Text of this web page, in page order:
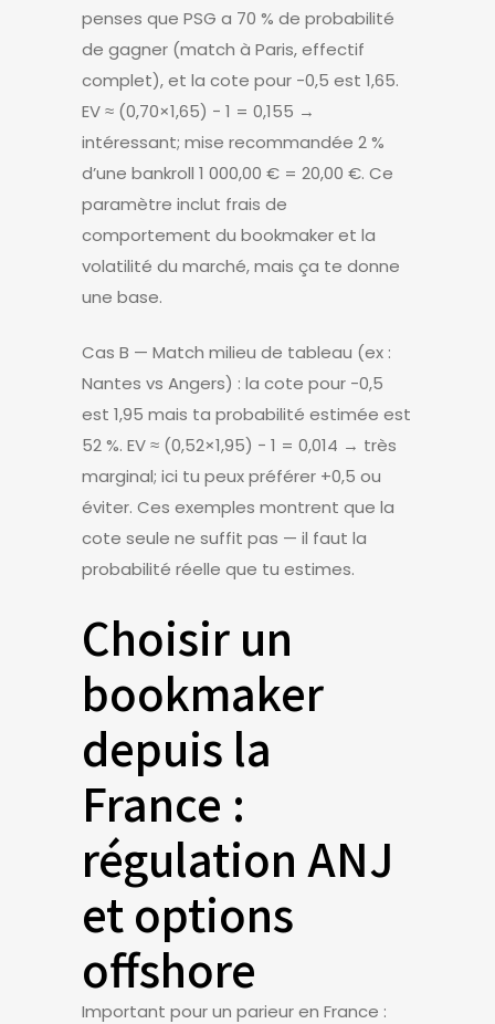
penses que PSG a 70 % de probabilité
de gagner (match à Paris, effectif
complet), et la cote pour -0,5 est 1,65.
EV ≈ (0,70×1,65) − 1 = 0,155 →
intéressant; mise recommandée 2 %
d’une bankroll 1 000,00 € = 20,00 €. Ce
paramètre inclut frais de
comportement du bookmaker et la
volatilité du marché, mais ça te donne
une base.
Cas B — Match milieu de tableau (ex :
Nantes vs Angers) : la cote pour -0,5
est 1,95 mais ta probabilité estimée est
52 %. EV ≈ (0,52×1,95) − 1 = 0,014 → très
marginal; ici tu peux préférer +0,5 ou
éviter. Ces exemples montrent que la
cote seule ne suffit pas — il faut la
probabilité réelle que tu estimes.
Choisir un
bookmaker
depuis la
France :
régulation ANJ
et options
offshore
Important pour un parieur en France :